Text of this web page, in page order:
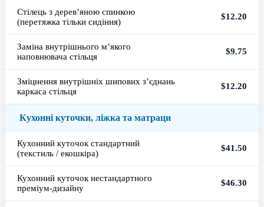
Стілець з дерев’яною спинкою
(перетяжка тільки сидіння)
$12.20
Заміна внутрішнього м’якого
наповнювача стільця
$9.75
Зміцнення внутрішніх шипових з’єднань
каркаса стільця
$12.20
Кухонні куточки, ліжка та матраци
Кухонний куточок стандартний
(текстиль / екошкіра)
$41.50
Кухонний куточок нестандартного
преміум-дизайну
$46.30